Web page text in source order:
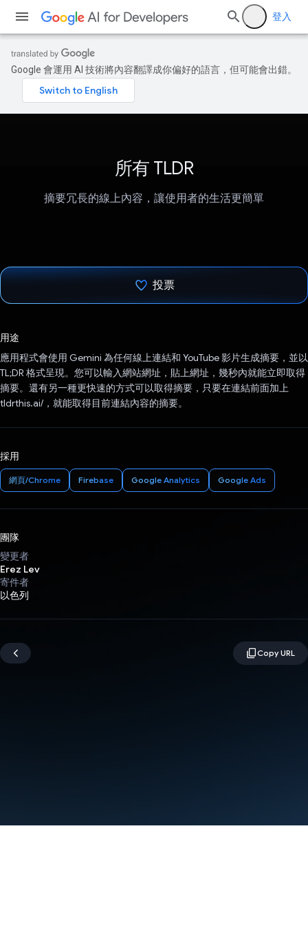
登入
Google 會運用 AI 技術將內容翻譯成你偏好的語言，但可能會出錯。
所有 TLDR
摘要冗長的線上內容，讓使用者的生活更簡單
投票
用途
應用程式會使用 Gemini 為任何線上連結和 YouTube 影片生成摘要，並以
TL;DR 格式呈現。您可以輸入網站網址，貼上網址，幾秒內就能立即取得
摘要。還有另一種更快速的方式可以取得摘要，只要在連結前面加上
tldrthis.ai/，就能取得目前連結內容的摘要。
採用
網頁/Chrome Firebase Google Analytics Google Ads
團隊
變更者
Erez Lev
寄件者
以色列